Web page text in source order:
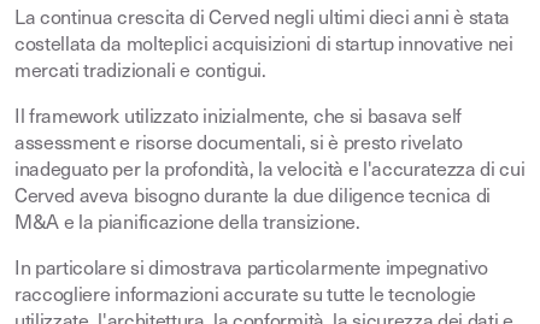
La continua crescita di Cerved negli ultimi dieci anni è stata
costellata da molteplici acquisizioni di startup innovative nei
mercati tradizionali e contigui.
Il framework utilizzato inizialmente, che si basava self
assessment e risorse documentali, si è presto rivelato
inadeguato per la profondità, la velocità e l'accuratezza di cui
Cerved aveva bisogno durante la due diligence tecnica di
M&A e la pianificazione della transizione.
In particolare si dimostrava particolarmente impegnativo
raccogliere informazioni accurate su tutte le tecnologie